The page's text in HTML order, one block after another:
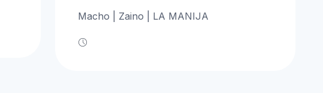
Macho | Zaino | LA MANIJA